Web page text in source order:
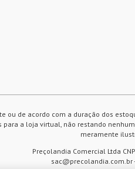
de acordo com a duração dos
a loja virtual, não restando
meramente
Preçolandia Comercial Ltda
sac@precolandia.com.br